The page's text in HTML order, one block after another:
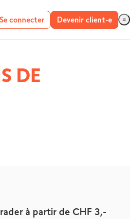
Se connecter
Compte démo
MetaTrader 4
Devenir client-e
DE
à partir de CHF 3,-